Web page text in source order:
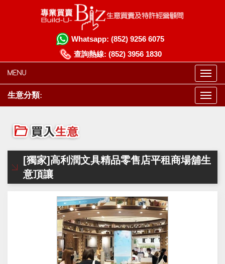
Whatsapp: (852) 9256 6075
查詢熱線: (852) 3956 1830
MENU
生意分類:
[獨家]高利潤文具精品零售店平租商場舖生
意頂讓